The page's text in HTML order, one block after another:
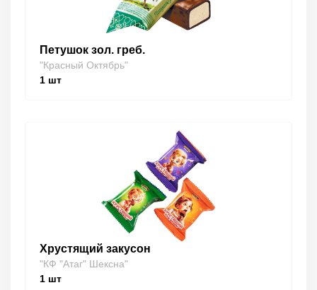
Петушок зол. греб.
"Красный Октябрь"
1 шт
Хрустящий закусон
"КФ "Атаг" Шексна"
1 шт